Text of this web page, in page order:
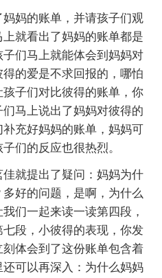
妈的账单，并请孩子们观
就看出了妈妈的账单都是
们马上就能体会到妈妈对
的爱是不求回报的，哪怕
子们对比彼得的账单，你
马上说出了妈妈对彼得的
充好妈妈的账单，妈妈可
们的反应也很热烈。
就提出了疑问：妈妈为什
好的问题，是啊，为什么
们一起来读一读第四段，
段，小彼得的表现，你发
体会到了这份账单包含着
可以再深入：为什么妈妈